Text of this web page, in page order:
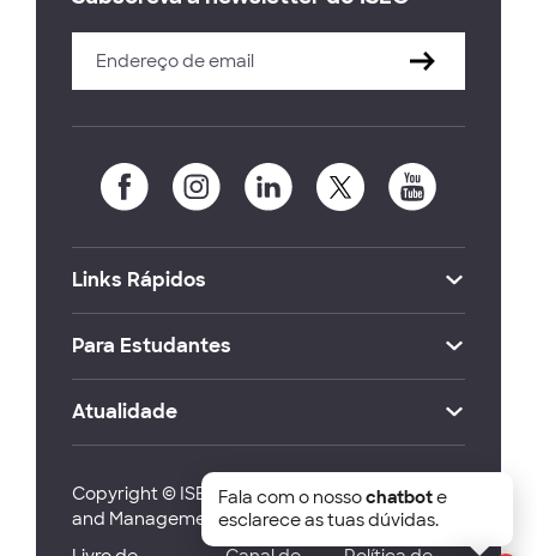
Links Rápidos
Para Estudantes
Atualidade
Copyright © ISEG Lisbon School of Economics
and Management 2026
Fala com o nossochatbote
esclarece as tuas dúvidas.